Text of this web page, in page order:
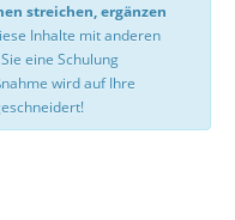
streichen, ergänzen
Inhalte mit anderen
eine Schulung
wird auf Ihre